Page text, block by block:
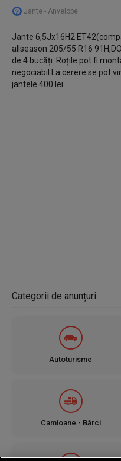
Jante - Anvelope
Jante 6,5Jx16H2
allseason 205/55 R16
de 4 bucăți. Roțile pot fi
negociabil.La cerere se pot
jantele 400 lei.
Categorii de anunțuri
Autoturisme
Camioane - Bărci